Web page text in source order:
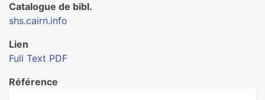
Catalogue de bibl.
shs.cairn.info
Lien
Full Text PDF
Référence